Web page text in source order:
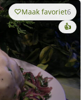
Maak favoriet6
👍